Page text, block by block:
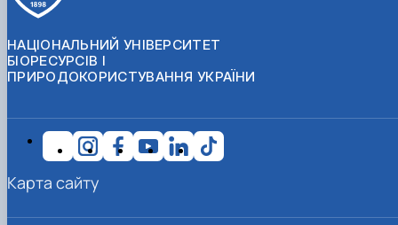
НАЦІОНАЛЬНИЙ УНІВЕРСИТЕТ
БІОРЕСУРСІВ І
ПРИРОДОКОРИСТУВАННЯ УКРАЇНИ
Карта сайту